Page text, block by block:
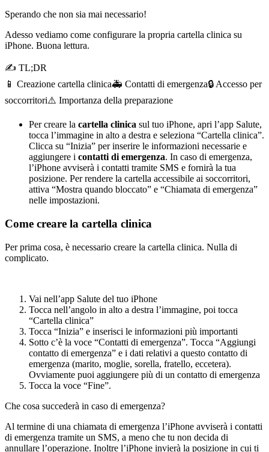
Sperando che non sia mai necessario!
Adesso vediamo come configurare la propria cartella clinica su
iPhone. Buona lettura.
✍ TL;DR
📱 Creazione cartella clinica🚑 Contatti di emergenza🔒 Accesso per
soccorritori⚠️ Importanza della preparazione
Per creare la cartella clinica sul tuo iPhone, apri l’app Salute,
tocca l’immagine in alto a destra e seleziona “Cartella clinica”.
Clicca su “Inizia” per inserire le informazioni necessarie e
aggiungere i contatti di emergenza. In caso di emergenza,
l’iPhone avviserà i contatti tramite SMS e fornirà la tua
posizione. Per rendere la cartella accessibile ai soccorritori,
attiva “Mostra quando bloccato” e “Chiamata di emergenza”
nelle impostazioni.
Come creare la cartella clinica
Per prima cosa, è necessario creare la cartella clinica. Nulla di
complicato.
Vai nell’app Salute del tuo iPhone
Tocca nell’angolo in alto a destra l’immagine, poi tocca
“Cartella clinica”
Tocca “Inizia” e inserisci le informazioni più importanti
Sotto c’è la voce “Contatti di emergenza”. Tocca “Aggiungi
contatto di emergenza” e i dati relativi a questo contatto di
emergenza (marito, moglie, sorella, fratello, eccetera).
Ovviamente puoi aggiungere più di un contatto di emergenza
Tocca la voce “Fine”.
Che cosa succederà in caso di emergenza?
Al termine di una chiamata di emergenza l’iPhone avviserà i contatti
di emergenza tramite un SMS, a meno che tu non decida di
annullare l’operazione. Inoltre l’iPhone invierà la posizione in cui ti